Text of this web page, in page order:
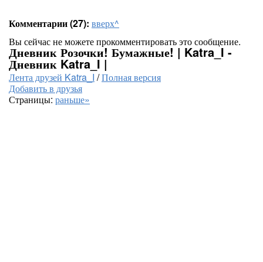
Комментарии (27): вверх^
Вы сейчас не можете прокомментировать это сообщение.
Дневник Розочки! Бумажные! | Katra_I -
Дневник Katra_I |
Лента друзей Katra_I /Полная версия
Добавить в друзья
Страницы: раньше»